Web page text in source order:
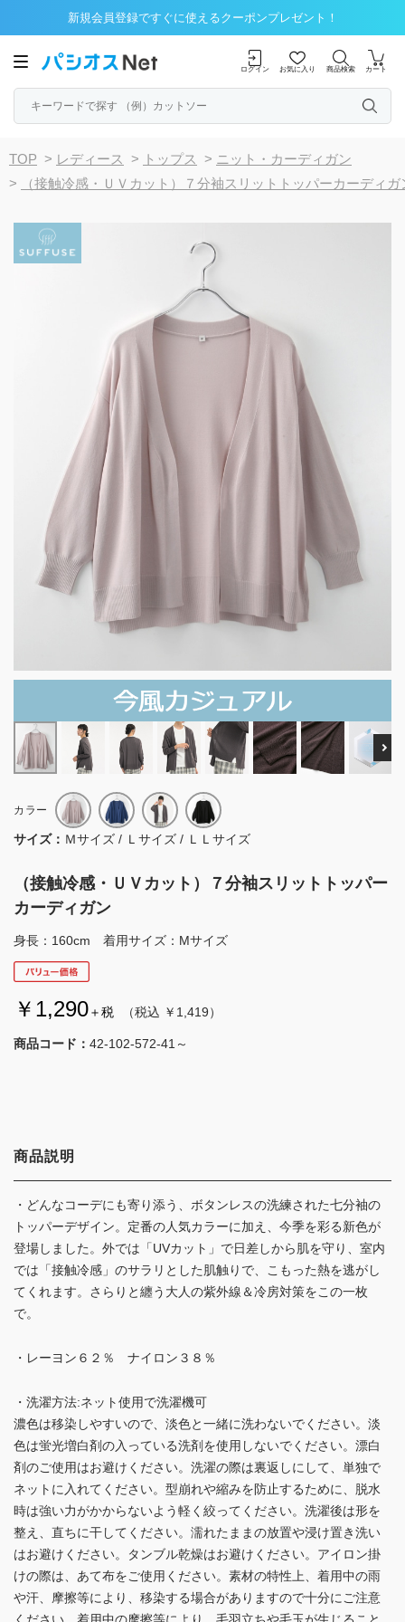
新規会員登録ですぐに使えるクーポンプレゼント！
ログイン お気に入り 商品検索 カート
TOP > レディース > トップス > ニット・カーディガン
>
（接触冷感・ＵＶカット）７分袖スリットトッパーカーディガ
（接触冷感・ＵＶカット）７分袖スリットトッパー
カーディガン
身長：160cm 着用サイズ：Mサイズ
￥1,290＋税 （税込 ￥1,419）
商品コード： 42-102-572-41～
カラー
サイズ： Ｍサイズ / Ｌサイズ / ＬＬサイズ
商品説明
・どんなコーデにも寄り添う、ボタンレスの洗練された七分袖の
トッパーデザイン。定番の人気カラーに加え、今季を彩る新色が
登場しました。外では「UVカット」で日差しから肌を守り、室内
では「接触冷感」のサラリとした肌触りで、こもった熱を逃がし
てくれます。さらりと纏う大人の紫外線＆冷房対策をこの一枚
で。
・レーヨン６２％ ナイロン３８％
・洗濯方法:ネット使用で洗濯機可
濃色は移染しやすいので、淡色と一緒に洗わないでください。淡
色は蛍光増白剤の入っている洗剤を使用しないでください。漂白
剤のご使用はお避けください。洗濯の際は裏返しにして、単独で
ネットに入れてください。型崩れや縮みを防止するために、脱水
時は強い力がかからないよう軽く絞ってください。洗濯後は形を
整え、直ちに干してください。濡れたままの放置や浸け置き洗い
はお避けください。タンブル乾燥はお避けください。アイロン掛
けの際は、あて布をご使用ください。素材の特性上、着用中の雨
や汗、摩擦等により、移染する場合がありますので十分にご注意